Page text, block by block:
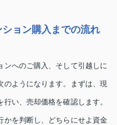
ョン購入までの流れ
ンへのご購入、そして引越しに
のようになります。まずは、現
い、売却価格を確認します。
かを判断し、どちらにせよ資金